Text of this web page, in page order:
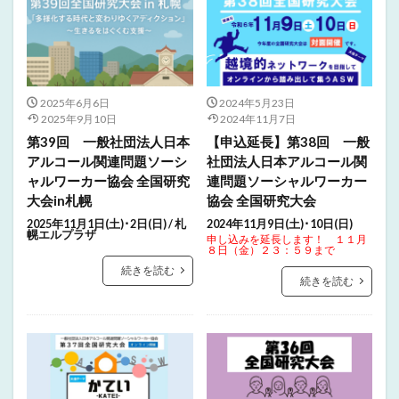
2025年6月6日
2025年9月10日
第39回 一般社団法人日本
アルコール関連問題ソーシ
ャルワーカー協会 全国研究
大会in札幌
2025年11月1日(土)･2日(日) / 札
幌エルプラザ
続きを読む
2024年5月23日
2024年11月7日
【申込延長】第38回 一般
社団法人日本アルコール関
連問題ソーシャルワーカー
協会 全国研究大会
2024年11月9日(土)･10日(日)
申し込みを延長します！ １１月
８日（金）２３：５９まで
続きを読む